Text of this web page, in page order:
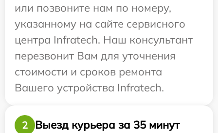
или позвоните нам по номеру,
указанному на сайте сервисного
центра Infratech. Наш консультант
перезвонит Вам для уточнения
стоимости и сроков ремонта
Вашего устройства Infratech.
2 Выезд курьера за 35 минут